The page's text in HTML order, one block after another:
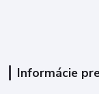
Informácie